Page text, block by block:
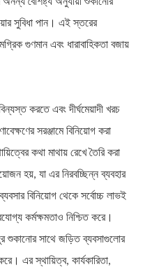
সুবিধা পান। এই স্তরের
গুণমান এবং ধারাবাহিকতা বজায়
করতে এবং দীর্ঘমেয়াদী খরচ
সরঞ্জামে বিনিয়োগ করা
কথা মাথায় রেখে তৈরি করা
হয়, যা এর নিরবচ্ছিন্ন ব্যবহার
বিনিয়োগ থেকে সর্বোচ্চ লাভই
কর্মক্ষমতাও নিশ্চিত করে।
শুকানোর সাথে জড়িত ব্যবসাগুলোর
এর স্থায়িত্ব, কার্যকারিতা,